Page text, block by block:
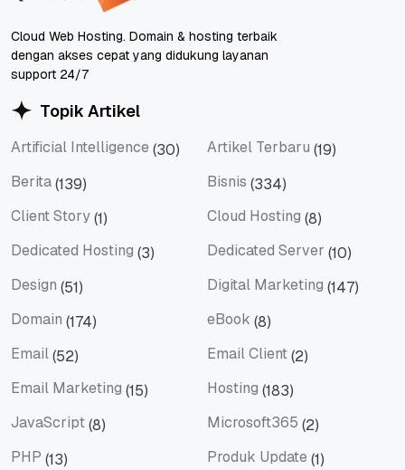
Cloud Web Hosting. Domain & hosting terbaik
dengan akses cepat yang didukung layanan
support 24/7
Topik Artikel
Artificial Intelligence (30) Artikel Terbaru (19)
Berita(139) Bisnis (334)
Client Story(1) Cloud Hosting (8)
Dedicated Hosting (3) Dedicated Server (10)
Design (51) Digital Marketing (147)
Domain (174) eBook (8)
Email(52) Email Client(2)
Email Marketing (15) Hosting (183)
JavaScript(8) Microsoft365 (2)
PHP (13) Produk Update (1)